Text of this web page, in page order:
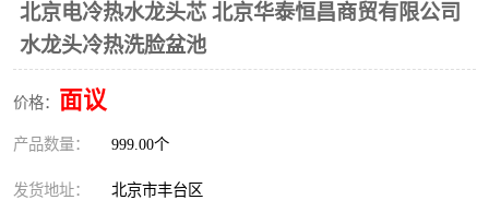
北京电冷热水龙头芯 北京华泰恒昌商贸有限公司
水龙头冷热洗脸盆池
价格： 面议
产品数量： 999.00个
发货地址： 北京市丰台区